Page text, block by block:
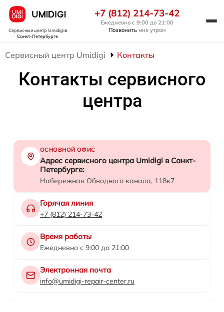
Сервисный центр Umidigiв
Санкт-Петербурге
+7 (812) 214-73-42
Ежедневно с 9:00 до 21:00
Позвонить мне утром
Сервисный центр Umidigi Контакты
Контакты сервисного
центра
ОСНОВНОЙ ОФИС
Адрес сервисного центра Umidigi в Санкт-
Петербурге:
Набережная Обводного канала, 118к7
Горячая линия
+7 (812) 214-73-42
Время работы
Ежедневно с 9:00 до 21:00
Электронная почта
info@umidigi-repair-center.ru